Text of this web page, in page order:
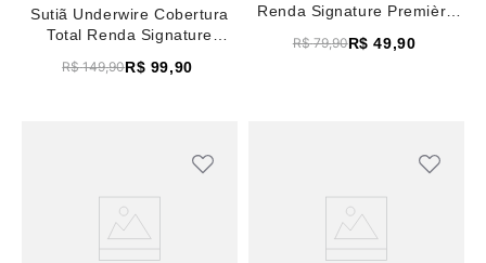
Sutiã Underwire Cobertura
Total Renda Signature
R$ 149,90R$ 99,90
Renda Signature Première
R$ 79,90R$ 49,90